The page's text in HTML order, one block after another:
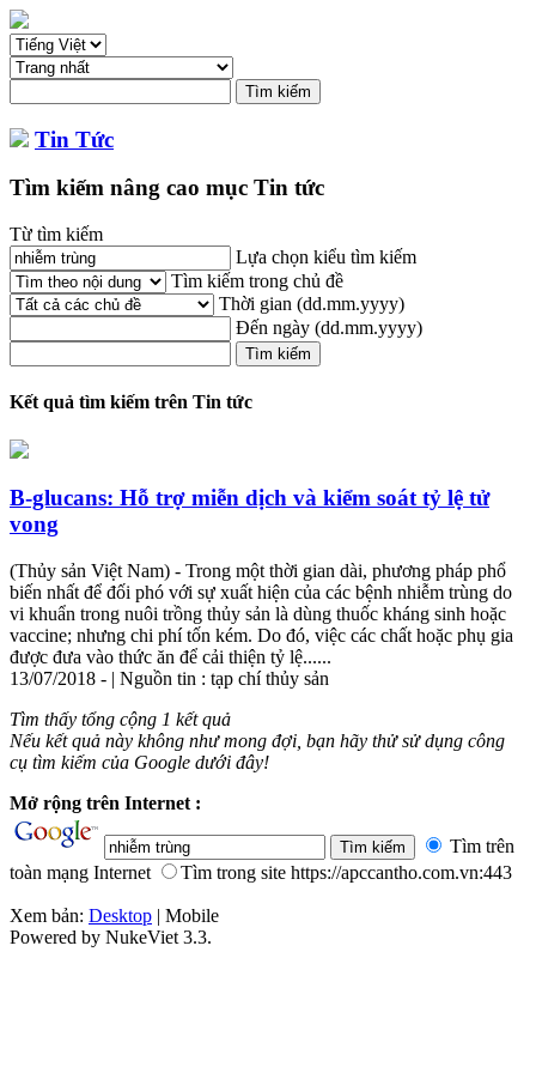
Tin Tức
Tìm kiếm nâng cao mục Tin tức
Từ tìm kiếm
Lựa chọn kiểu tìm kiếm
Tìm kiếm trong chủ đề
Thời gian (dd.mm.yyyy)
Đến ngày (dd.mm.yyyy)
Kết quả tìm kiếm trên Tin tức
B-glucans: Hỗ trợ miễn dịch và kiểm soát tỷ lệ tử
vong
(Thủy sản Việt Nam) - Trong một thời gian dài, phương pháp phổ
biến nhất để đối phó với sự xuất hiện của các bệnh nhiễm trùng do
vi khuẩn trong nuôi trồng thủy sản là dùng thuốc kháng sinh hoặc
vaccine; nhưng chi phí tốn kém. Do đó, việc các chất hoặc phụ gia
được đưa vào thức ăn để cải thiện tỷ lệ......
13/07/2018 - | Nguồn tin : tạp chí thủy sản
Tìm thấy tổng cộng 1 kết quả
Nếu kết quả này không như mong đợi, bạn hãy thử sử dụng công
cụ tìm kiếm của Google dưới đây!
Mở rộng trên Internet :
Tìm trên
toàn mạng Internet
Tìm trong site https://apccantho.com.vn:443
Xem bản: Desktop | Mobile
Powered by NukeViet 3.3.